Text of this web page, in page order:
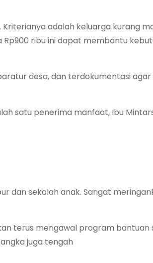
adalah keluarga kurang
ribu ini dapat membantu
desa, dan terdokumentasi
satu penerima manfaat, Ibu
dan sekolah anak. Sangat
terus mengawal program bantuan
juga tengah